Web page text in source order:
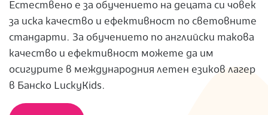
Естествено е за обучението на децата си човек
за иска качество и ефективност по световните
стандарти. За обучението по английски такова
качество и ефективност можете да им
осигурите в международния летен езиков лагер
в Банско LuckyKids.